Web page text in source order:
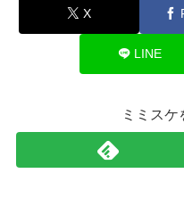
X
LINE
ミミスケ